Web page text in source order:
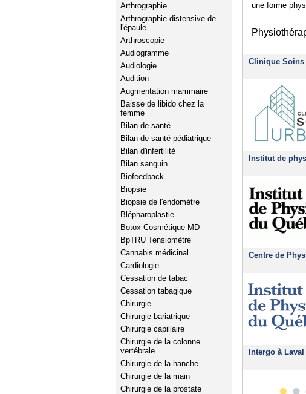
Arthrographie
Arthrographie distensive de
l'épaule
Arthroscopie
Audiogramme
Audiologie
Audition
Augmentation mammaire
Baisse de libido chez la
femme
Bilan de santé
Bilan de santé pédiatrique
Bilan d'infertilité
Bilan sanguin
Biofeedback
Biopsie
Biopsie de l'endomètre
Blépharoplastie
Botox Cosmétique MD
BpTRU Tensiomètre
Cannabis médicinal
Cardiologie
Cessation de tabac
Cessation tabagique
Chirurgie
Chirurgie bariatrique
Chirurgie capillaire
Chirurgie de la colonne
vertébrale
Chirurgie de la hanche
Chirurgie de la main
Chirurgie de la prostate
une forme
Clinique Soins
Institut de
Centre de
Intergo à Laval